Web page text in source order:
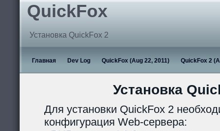
QuickFox
Установка QuickFox 2
Главная Dev Log QuickFox (Aug 22, 2011) QuickFox 2
Установка
Для установки QuickFox 2
конфигурация Web-сервера: